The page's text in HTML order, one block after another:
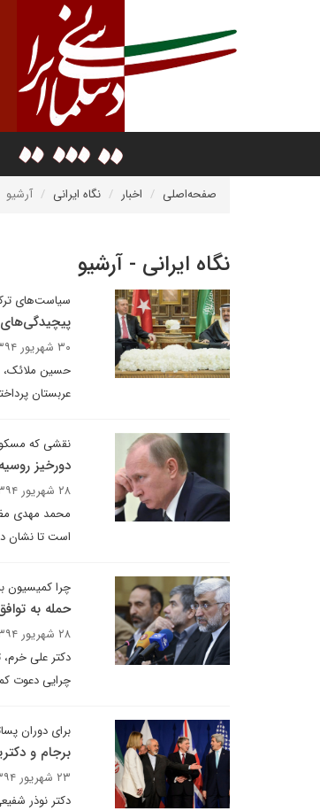
صفحه‌اصلی اخبار نگاه ایرانی آرشیو
نگاه ایرانی - آرشیو
سیاست‌های
پیچیدگی‌های
۳۰ شهریور ۱۳۹۴
حسین ملائک،
عربستان
نقشی که مسکو
دورخیز
۲۸ شهریور ۱۳۹۴
محمد مهدی
است تا نشان
چرا کمیسیون
حمله به
۲۸ شهریور ۱۳۹۴
دکتر علی خرم،
چرایی دعوت
برای دوران
برجام و
۲۳ شهریور ۱۳۹۴
دکتر نوذر